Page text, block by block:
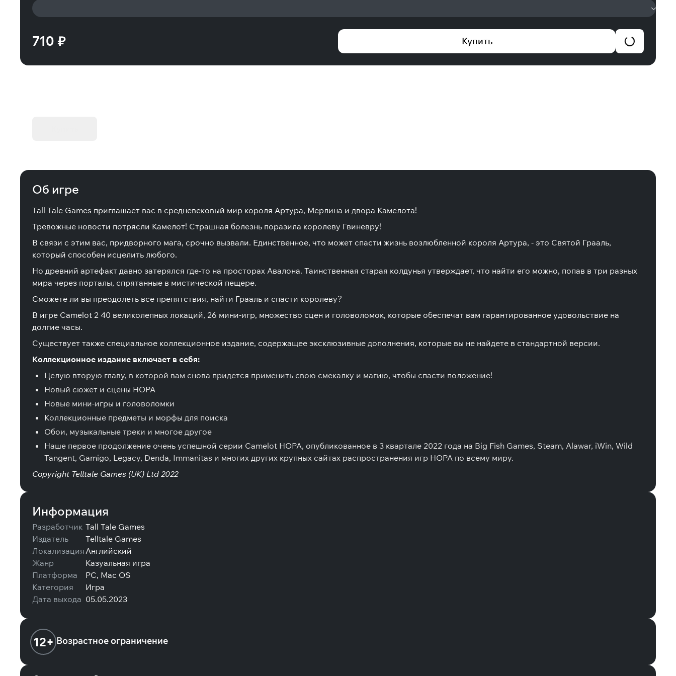
710 ₽ Купить
Об игре
Tall Tale Games приглашает вас в средневековый мир короля Артура, Мерлина и двора Камелота!
Тревожные новости потрясли Камелот! Страшная болезнь поразила королеву Гвиневру!
В связи с этим вас, придворного мага, срочно вызвали. Единственное, что может спасти жизнь возлюбленной короля Артура, - это Святой Грааль,
который способен исцелить любого.
Но древний артефакт давно затерялся где-то на просторах Авалона. Таинственная старая колдунья утверждает, что найти его можно, попав в три разных
мира через порталы, спрятанные в мистической пещере.
Сможете ли вы преодолеть все препятствия, найти Грааль и спасти королеву?
В игре Camelot 2 40 великолепных локаций, 26 мини-игр, множество сцен и головоломок, которые обеспечат вам гарантированное удовольствие на
долгие часы.
Существует также специальное коллекционное издание, содержащее эксклюзивные дополнения, которые вы не найдете в стандартной версии.
Коллекционное издание включает в себя:
Целую вторую главу, в которой вам снова придется применить свою смекалку и магию, чтобы спасти положение!
Новый сюжет и сцены HOPA
Новые мини-игры и головоломки
Коллекционные предметы и морфы для поиска
Обои, музыкальные треки и многое другое
Наше первое продолжение очень успешной серии Camelot HOPA, опубликованное в 3 квартале 2022 года на Big Fish Games, Steam, Alawar, iWin, Wild
Tangent, Gamigo, Legacy, Denda, Immanitas и многих других крупных сайтах распространения игр HOPA по всему миру.
Copyright Telltale Games (UK) Ltd 2022
Информация
Разработчик Tall Tale Games
Издатель
Telltale Games
ЛокализацияАнглийский
Жанр
Казуальная игра
Платформа
PC, Mac OS
Категория
Игра
Дата выхода 05.05.2023
12+ Возрастное ограничение